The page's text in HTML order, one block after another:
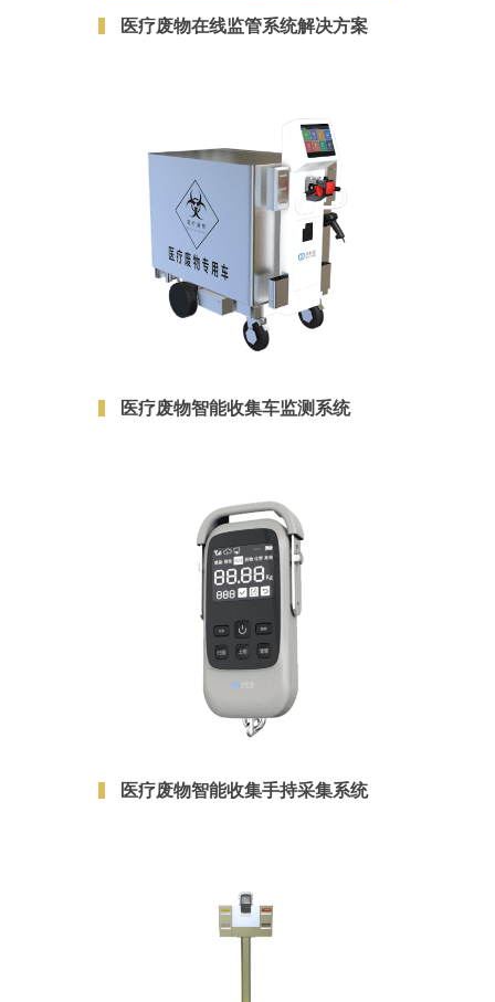
医疗废物在线监管系统解决方案
医疗废物智能收集车监测系统
医疗废物智能收集手持采集系统